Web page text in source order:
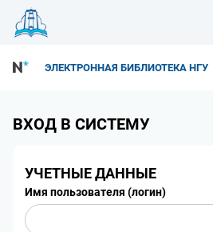
ЭЛЕКТРОННАЯ БИБЛИОТЕКА НГУ
ВХОД В СИСТЕМУ
УЧЕТНЫЕ ДАННЫЕ
Имя пользователя (логин)